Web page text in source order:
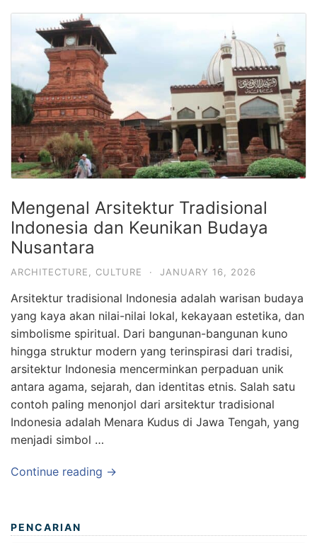
Hari
Malam,
Hari
1
Malam
dan
1
Penuh
Mengenal Arsitektur Tradisional
Indonesia dan Keunikan Budaya
Nusantara
ARCHITECTURE, CULTURE · JANUARY 16, 2026
Arsitektur tradisional Indonesia adalah warisan budaya
yang kaya akan nilai-nilai lokal, kekayaan estetika, dan
simbolisme spiritual. Dari bangunan-bangunan kuno
hingga struktur modern yang terinspirasi dari tradisi,
arsitektur Indonesia mencerminkan perpaduan unik
antara agama, sejarah, dan identitas etnis. Salah satu
contoh paling menonjol dari arsitektur tradisional
Indonesia adalah Menara Kudus di Jawa Tengah, yang
menjadi simbol …
Continue reading →
PENCARIAN